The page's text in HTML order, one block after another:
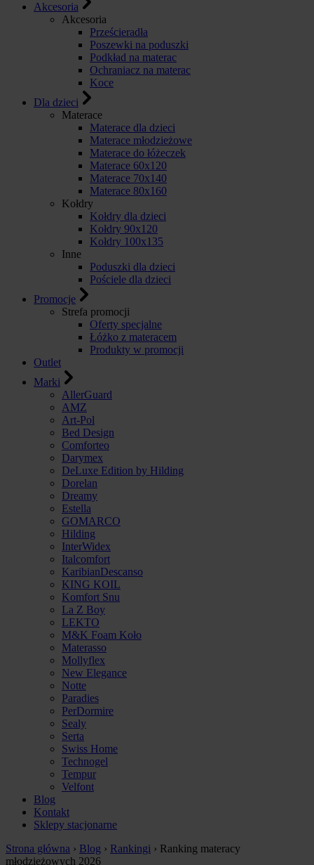
Akcesoria
Akcesoria
Prześcieradła
Poszewki na poduszki
Podkład na materac
Ochraniacz na materac
Koce
Dla dzieci
Materace
Materace dla dzieci
Materace młodzieżowe
Materace do łóżeczek
Materace 60x120
Materace 70x140
Materace 80x160
Kołdry
Kołdry dla dzieci
Kołdry 90x120
Kołdry 100x135
Inne
Poduszki dla dzieci
Pościele dla dzieci
Promocje
Strefa promocji
Oferty specjalne
Łóżko z materacem
Produkty w promocji
Outlet
Marki
AllerGuard
AMZ
Art-Pol
Bed Design
Comforteo
Darymex
DeLuxe Edition by Hilding
Dorelan
Dreamy
Estella
GOMARCO
Hilding
InterWidex
Italcomfort
KaribianDescanso
KING KOIL
Komfort Snu
La Z Boy
LEKTO
M&K Foam Koło
Materasso
Mollyflex
New Elegance
Notte
Paradies
PerDormire
Sealy
Serta
Swiss Home
Technogel
Tempur
Velfont
Blog
Kontakt
Sklepy stacjonarne
Strona główna › Blog › Rankingi › Ranking materacy
młodzieżowych 2026